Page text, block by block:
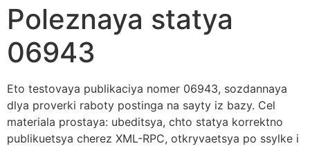
Poleznaya statya
06943
Eto testovaya publikaciya nomer 06943, sozdannaya
dlya proverki raboty postinga na sayty iz bazy. Cel
materiala prostaya: ubeditsya, chto statya korrektno
publikuetsya cherez XML-RPC, otkryvaetsya po ssylke i